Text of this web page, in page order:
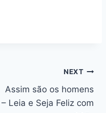
NEXT
Assim são os homens
– Leia e Seja Feliz com